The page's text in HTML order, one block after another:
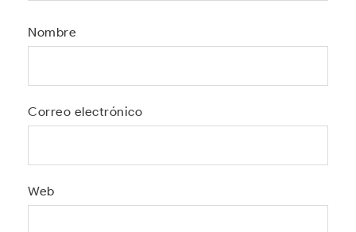
Nombre
Correo electrónico
Web